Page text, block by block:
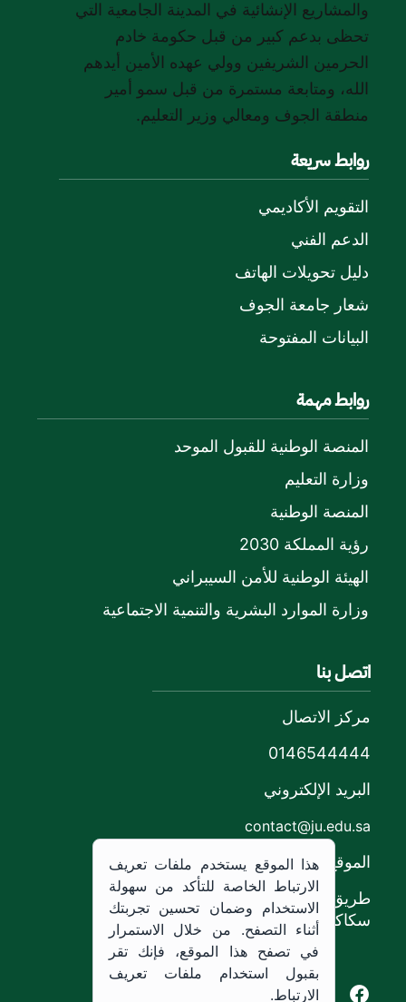
والمشاريع الإنشائية في المدينة الجامعية التي
تحظى بدعم كبير من قبل حكومة خادم
الحرمين الشريفين وولي عهده الأمين أيدهم
الله، ومتابعة مستمرة من قبل سمو أمير
منطقة الجوف ومعالي وزير التعليم.
روابط سريعة
التقويم الأكاديمي
الدعم الفني
دليل تحويلات الهاتف
شعار جامعة الجوف
البيانات المفتوحة
روابط مهمة
المنصة الوطنية للقبول الموحد
وزارة التعليم
المنصة الوطنية
رؤية المملكة 2030
الهيئة الوطنية للأمن السيبراني
وزارة الموارد البشرية والتنمية الاجتماعية
اتصل بنا
مركز الاتصال
0146544444
البريد الإلكتروني
contact@ju.edu.sa
الموقع
طريق الملك خالد،
سكاكا, المملكة العربية السعودية.
Facebook of Jouf University
X of Jouf University
هذا الموقع يستخدم ملفات تعريف
الارتباط الخاصة للتأكد من سهولة
الاستخدام وضمان تحسين تجربتك
أثناء التصفح. من خلال الاستمرار
في تصفح هذا الموقع، فإنك تقر
بقبول استخدام ملفات تعريف
الارتباط.